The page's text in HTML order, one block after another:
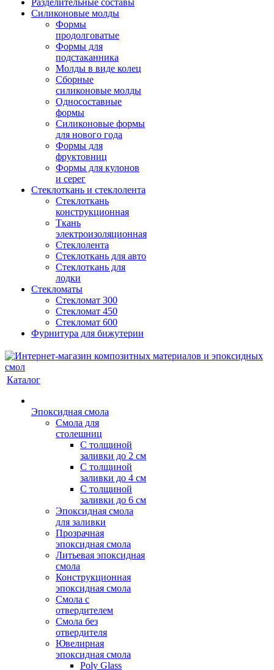
Разделительные составы
Силиконовые молды
Формы
продолговатые
Формы для
подстаканника
Молды в виде колец
Сборные
силиконовые молды
Односоставные
формы
Силиконовые формы
для нового года
Формы для
фруктовниц
Формы для кулонов
и серег
Стеклоткань и стеклолента
Стеклоткань
конструкционная
Ткань
электроизоляционная
Стеклолента
Стеклоткань для авто
Стеклоткань для
лодки
Стекломаты
Стекломат 300
Стекломат 450
Стекломат 600
Фурнитура для бижутерии
Каталог
Эпоксидная смола
Смола для
столешниц
С толщиной
заливки до 2 см
С толщиной
заливки до 4 см
С толщиной
заливки до 6 см
Эпоксидная смола
для заливки
Прозрачная
эпоксидная смола
Литьевая эпоксидная
смола
Конструкционная
эпоксидная смола
Смола с
отвердителем
Смола без
отвердителя
Ювелирная
эпоксидная смола
Poly Glass